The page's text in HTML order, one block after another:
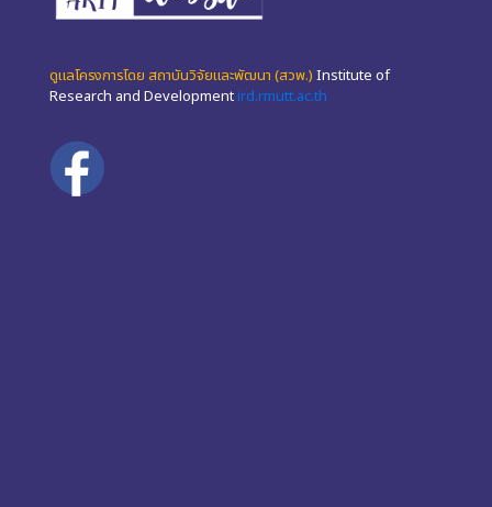
ดูแลโครงการโดย สถาบันวิจัยและพัฒนา (สวพ.) Institute of
Research and Development ird.rmutt.ac.th